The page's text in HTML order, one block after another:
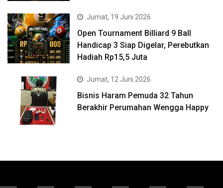
Jumat, 19 Juni 2026
Open Tournament Billiard 9 Ball
Handicap 3 Siap Digelar, Perebutkan
Hadiah Rp15,5 Juta
Jumat, 12 Juni 2026
Bisnis Haram Pemuda 32 Tahun
Berakhir Perumahan Wengga Happy